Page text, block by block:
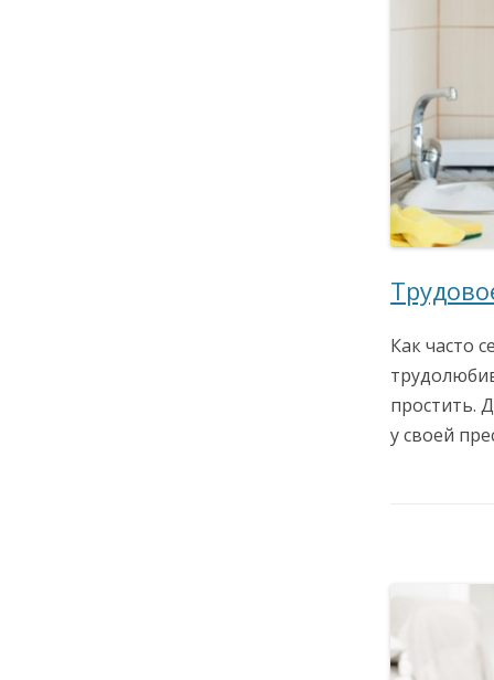
Как часто
простить.
у своей